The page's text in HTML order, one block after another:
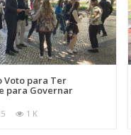
Voto para Ter
para Governar
1 K